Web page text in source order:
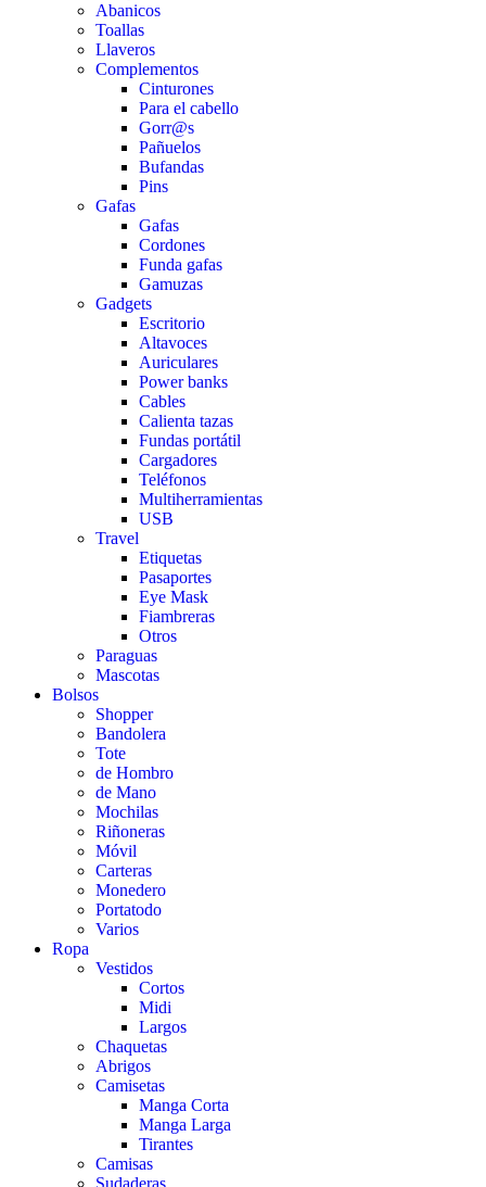
Abanicos
Toallas
Llaveros
Complementos
Cinturones
Para el cabello
Gorr@s
Pañuelos
Bufandas
Pins
Gafas
Gafas
Cordones
Funda gafas
Gamuzas
Gadgets
Escritorio
Altavoces
Auriculares
Power banks
Cables
Calienta tazas
Fundas portátil
Cargadores
Teléfonos
Multiherramientas
USB
Travel
Etiquetas
Pasaportes
Eye Mask
Fiambreras
Otros
Paraguas
Mascotas
Bolsos
Shopper
Bandolera
Tote
de Hombro
de Mano
Mochilas
Riñoneras
Móvil
Carteras
Monedero
Portatodo
Varios
Ropa
Vestidos
Cortos
Midi
Largos
Chaquetas
Abrigos
Camisetas
Manga Corta
Manga Larga
Tirantes
Camisas
Sudaderas